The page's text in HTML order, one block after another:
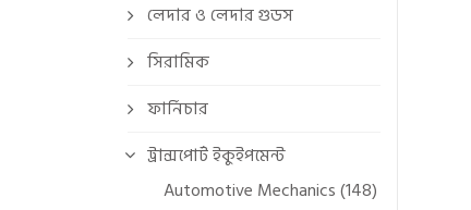
লেদার ও লেদার গুডস
সিরামিক
ফার্নিচার
ট্রান্সপোর্ট ইকুইপমেন্ট
Automotive Mechanics (148)